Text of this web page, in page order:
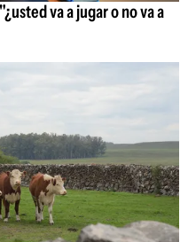
va a jugar o no va a